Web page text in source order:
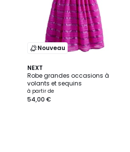
Nouveau
NEXT
Robe grandes occasions à
volants et sequins
à partir de
54,00 €